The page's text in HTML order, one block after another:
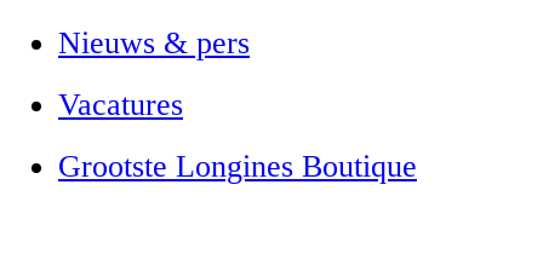
Nieuws & pers
Vacatures
Grootste Longines Boutique